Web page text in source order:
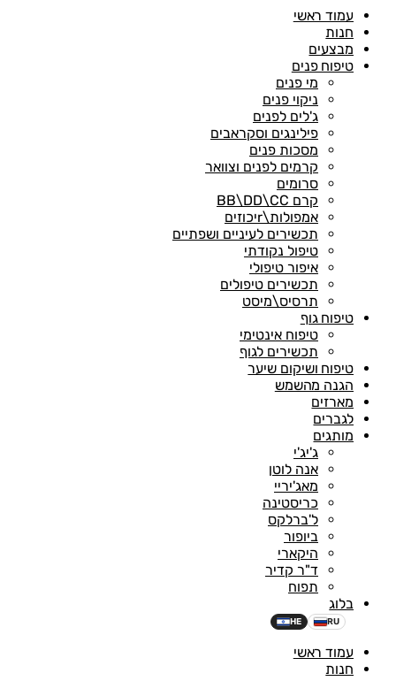
עמוד ראשי
חנות
מבצעים
טיפוח פנים
מי פנים
ניקוי פנים
ג'לים לפנים
פילינגים וסקראבים
מסכות פנים
קרמים לפנים וצוואר
סרומים
קרם BB\DD\CC
אמפולות\rיכוזים
תכשירים לעיניים ושפתיים
טיפול נקודתי
איפור טיפולי
תכשירים טיפולים
תרסיס\מיסט
טיפוח גוף
טיפוח אינטימי
תכשירים לגוף
טיפוח ושיקום שיער
הגנה מהשמש
מארזים
לגברים
מותגים
ג'יג'י
אנה לוטן
מאג'יריי
כריסטינה
ל'ברלקס
ביופור
היקארי
ד"ר קדיר
תפוח
בלוג
HE RU
עמוד ראשי
חנות